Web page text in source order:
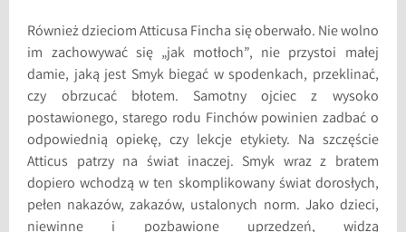
Również dzieciom Atticusa Fincha się oberwało. Nie wolno
im zachowywać się „jak motłoch”, nie przystoi małej
damie, jaką jest Smyk biegać w spodenkach, przeklinać,
czy obrzucać błotem. Samotny ojciec z wysoko
postawionego, starego rodu Finchów powinien zadbać o
odpowiednią opiekę, czy lekcje etykiety. Na szczęście
Atticus patrzy na świat inaczej. Smyk wraz z bratem
dopiero wchodzą w ten skomplikowany świat dorosłych,
pełen nakazów, zakazów, ustalonych norm. Jako dzieci,
niewinne i pozbawione uprzedzeń, widzą